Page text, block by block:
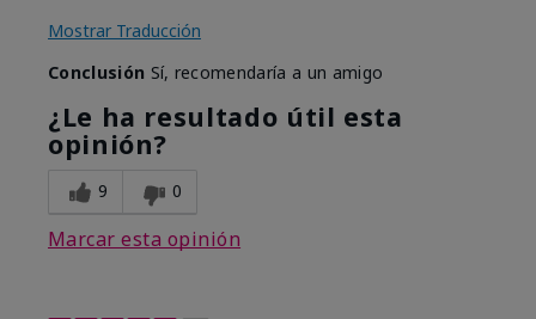
Mostrar Traducción
Conclusión Sí, recomendaría a un amigo
¿Le ha resultado útil esta
opinión?
9 0
Marcar esta opinión